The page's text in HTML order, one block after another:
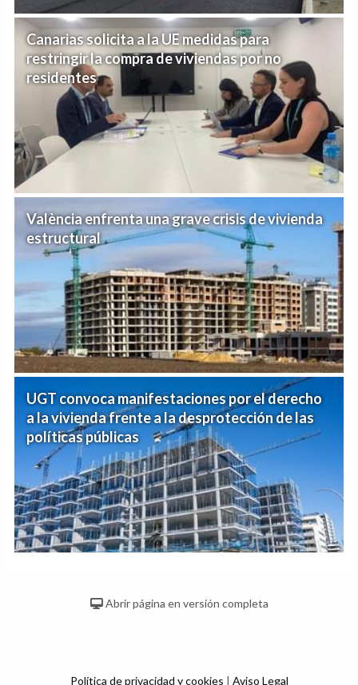
Canarias solicita a la UE medidas para
restringir la compra de viviendas por no
residentes
València enfrenta una grave crisis de vivienda
estructural
UGT convoca manifestaciones por el derecho
a la vivienda frente a la desprotección de las
políticas públicas
Abrir página en versión completa
Política de privacidad y cookies | Aviso Legal